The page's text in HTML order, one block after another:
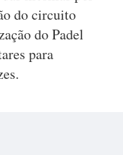
do circuito
do Padel
para